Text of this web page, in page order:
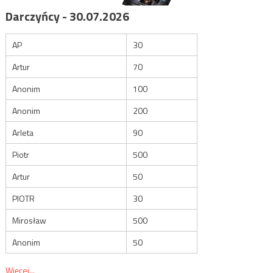
Darczyńcy - 30.07.2026
AP
30
Artur
70
Anonim
100
Anonim
200
Arleta
90
Piotr
500
Artur
50
PIOTR
30
Mirosław
500
Anonim
50
Więcej...